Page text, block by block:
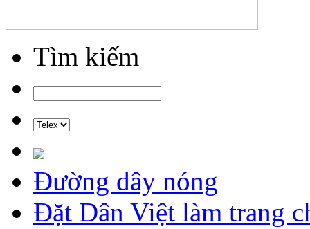
Tìm kiếm
Đường dây nóng
Đặt Dân Việt làm trang